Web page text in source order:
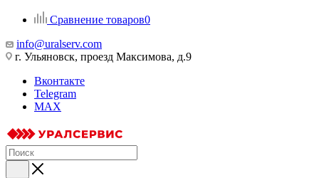
Сравнение товаров0
info@uralserv.com
г. Ульяновск, проезд Максимова, д.9
Вконтакте
Telegram
MAX